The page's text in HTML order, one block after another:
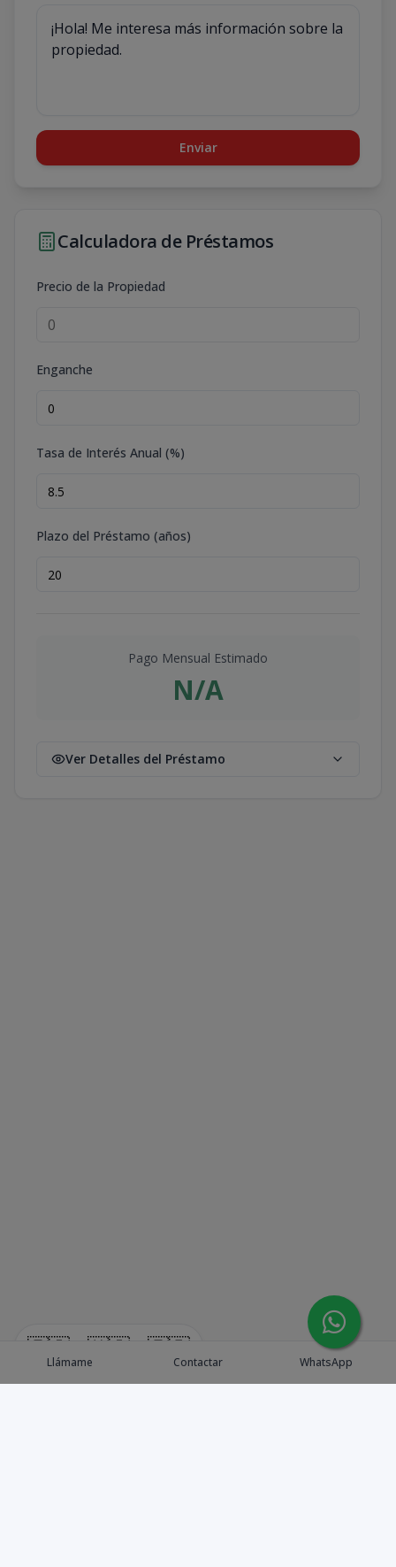
🇪🇸 🇺🇸 🇫🇷
Enviar
Calculadora de Préstamos
Precio de la Propiedad
Enganche
Tasa de Interés Anual (%)
Plazo del Préstamo (años)
Pago Mensual Estimado
N/A
Ver Detalles del Préstamo
Llámame Contactar WhatsApp